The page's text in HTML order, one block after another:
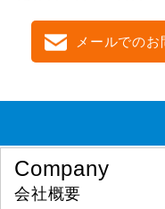
メールでの
Company
会社概要